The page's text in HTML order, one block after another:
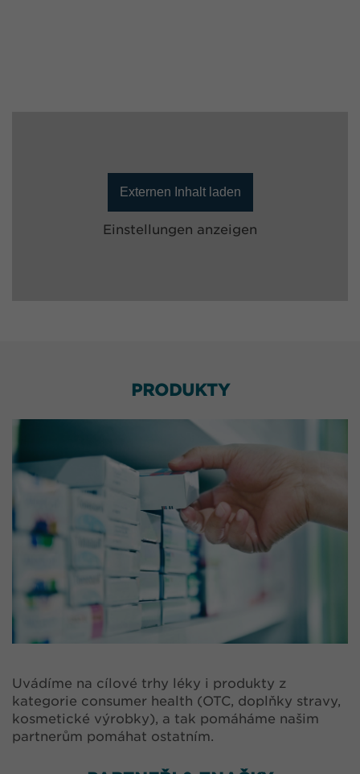
Externen Inhalt laden
Einstellungen anzeigen
PRODUKTY
Uvádíme na cílové trhy léky i produkty z
kategorie consumer health (OTC, doplňky stravy,
kosmetické výrobky), a tak pomáháme našim
partnerům pomáhat ostatním.